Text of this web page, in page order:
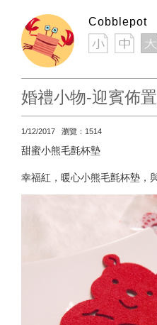
Cobblepot
婚禮小物-迎賓佈
1/12/2017 瀏覽：1514
甜蜜小熊毛氈杯墊
幸福紅，暖心小熊毛氈杯墊，